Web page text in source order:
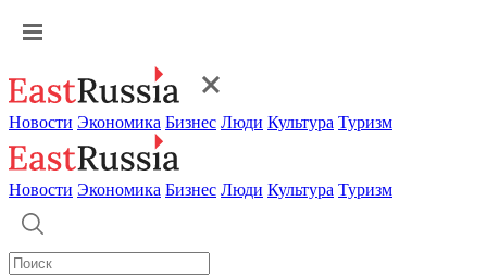
Новости Экономика Бизнес Люди Культура Туризм
Новости Экономика Бизнес Люди Культура Туризм